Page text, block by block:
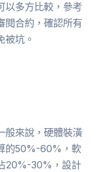
以多方比較，參考
閱合約，確認所有
被坑。
般來說，硬體裝潢
的50%-60%，軟
20%-30%，設計